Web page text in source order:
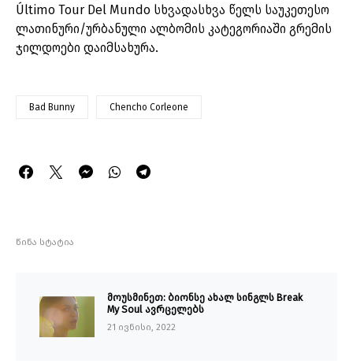
Último Tour Del Mundo სხვადასხვა წელს საუკეთესო
ლათინური/ურბანული ალბომის კატეგორიაში გრემის
ჯილდოები დაიმსახურა.
Bad Bunny Chencho Corleone
წინა სტატია
მოუსმინეთ: ბიონსე ახალ სინგლს Break
My Soul ავრცელებს
21 ივნისი, 2022